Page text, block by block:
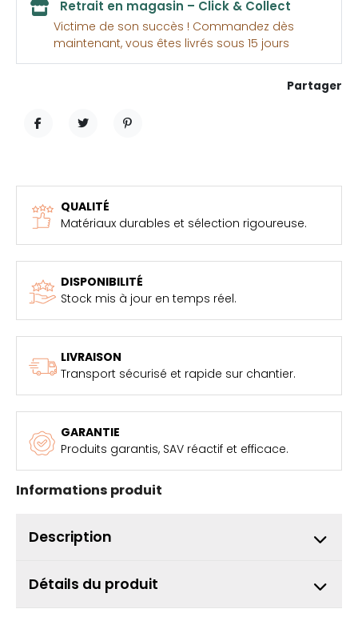
Retrait en magasin – Click & Collect
Victime de son succès ! Commandez dès
maintenant, vous êtes livrés sous 15 jours
Partager
QUALITÉ
Matériaux durables et sélection rigoureuse.
DISPONIBILITÉ
Stock mis à jour en temps réel.
LIVRAISON
Transport sécurisé et rapide sur chantier.
GARANTIE
Produits garantis, SAV réactif et efficace.
Informations produit
Description
Détails du produit